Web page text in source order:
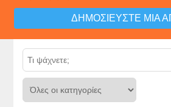
ΔΗΜΟΣΙΕΎΣΤΕ ΜΙΑ